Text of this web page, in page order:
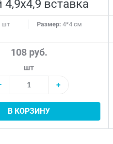
4,9х4,9 вставка
шт Размер: 4*4 см
108 руб.
шт
+
В КОРЗИНУ